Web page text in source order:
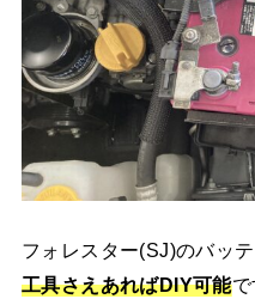
フォレスター(SJ)のバッ
工具さえあればDIY可能で